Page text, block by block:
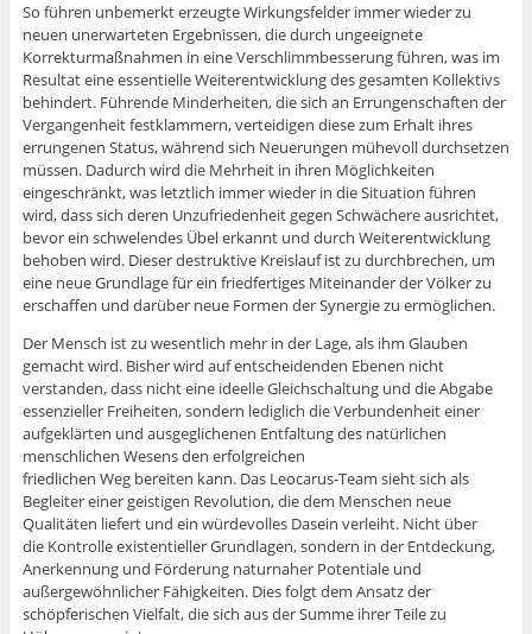
So führen unbemerkt erzeugte Wirkungsfelder immer wieder zu
neuen unerwarteten Ergebnissen, die durch ungeeignete
Korrekturmaßnahmen in eine Verschlimmbesserung führen, was im
Resultat eine essentielle Weiterentwicklung des gesamten Kollektivs
behindert. Führende Minderheiten, die sich an Errungenschaften der
Vergangenheit festklammern, verteidigen diese zum Erhalt ihres
errungenen Status, während sich Neuerungen mühevoll durchsetzen
müssen. Dadurch wird die Mehrheit in ihren Möglichkeiten
eingeschränkt, was letztlich immer wieder in die Situation führen
wird, dass sich deren Unzufriedenheit gegen Schwächere ausrichtet,
bevor ein schwelendes Übel erkannt und durch Weiterentwicklung
behoben wird. Dieser destruktive Kreislauf ist zu durchbrechen, um
eine neue Grundlage für ein friedfertiges Miteinander der Völker zu
erschaffen und darüber neue Formen der Synergie zu ermöglichen.
Der Mensch ist zu wesentlich mehr in der Lage, als ihm Glauben
gemacht wird. Bisher wird auf entscheidenden Ebenen nicht
verstanden, dass nicht eine ideelle Gleichschaltung und die Abgabe
essenzieller Freiheiten, sondern lediglich die Verbundenheit einer
aufgeklärten und ausgeglichenen Entfaltung des natürlichen
menschlichen Wesens den erfolgreichen
friedlichen Weg bereiten kann. Das Leocarus-Team sieht sich als
Begleiter einer geistigen Revolution, die dem Menschen neue
Qualitäten liefert und ein würdevolles Dasein verleiht. Nicht über
die Kontrolle existentieller Grundlagen, sondern in der Entdeckung,
Anerkennung und Förderung naturnaher Potentiale und
außergewöhnlicher Fähigkeiten. Dies folgt dem Ansatz der
schöpferischen Vielfalt, die sich aus der Summe ihrer Teile zu